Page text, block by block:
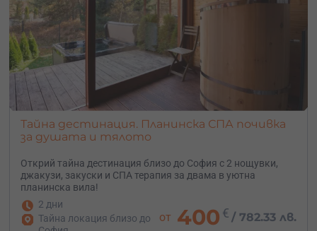
Тайна дестинация. Планинска СПА почивка
за душата и тялото
Открий тайна дестинация близо до София с 2 нощувки,
джакузи, закуски и СПА терапия за двама в уютна
планинска вила!
2 дни
Тайна локация близо до
от 400 € /782.33 лв.